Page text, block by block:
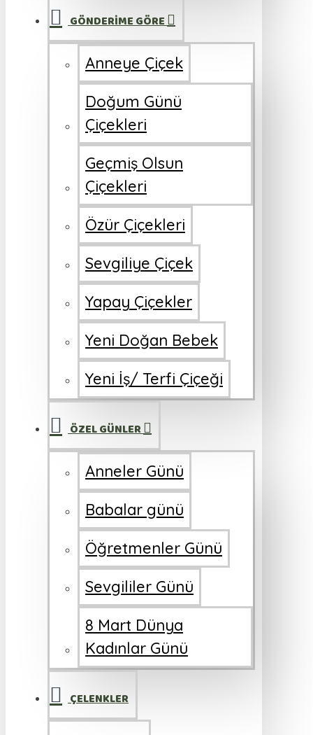
GÖNDERİME GÖRE
Anneye Çiçek
Doğum Günü
Çiçekleri
Geçmiş Olsun
Çiçekleri
Özür Çiçekleri
Sevgiliye Çiçek
Yapay Çiçekler
Yeni Doğan Bebek
Yeni İş/ Terfi Çiçeği
ÖZEL GÜNLER
Anneler Günü
Babalar günü
Öğretmenler Günü
Sevgililer Günü
8 Mart Dünya
Kadınlar Günü
ÇELENKLER